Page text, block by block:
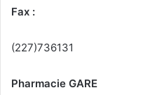
Fax :
(227)736131
Pharmacie GARE